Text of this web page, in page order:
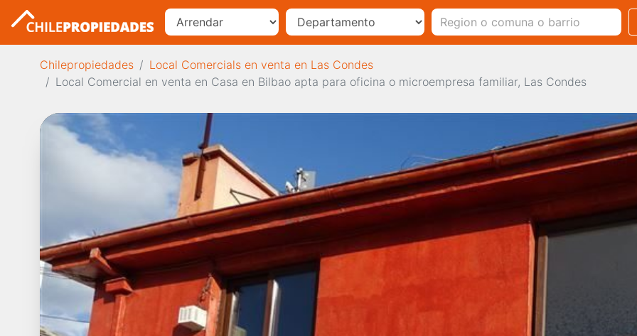
Chilepropiedades
Local Comercials en venta en Las Condes
Local Comercial en venta en Casa en Bilbao apta para oficina o microempresa familiar, Las Condes